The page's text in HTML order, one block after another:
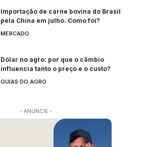
Importação de carne bovina do Brasil
pela China em julho. Como foi?
MERCADO
Dólar no agro: por que o câmbio
influencia tanto o preço e o custo?
GUIAS DO AGRO
- ANUNCIE -